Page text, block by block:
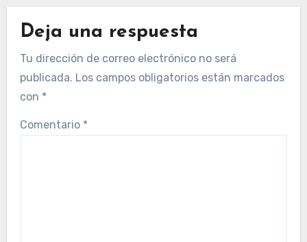
Deja una respuesta
Tu dirección de correo electrónico no será
publicada. Los campos obligatorios están marcados
con *
Comentario *